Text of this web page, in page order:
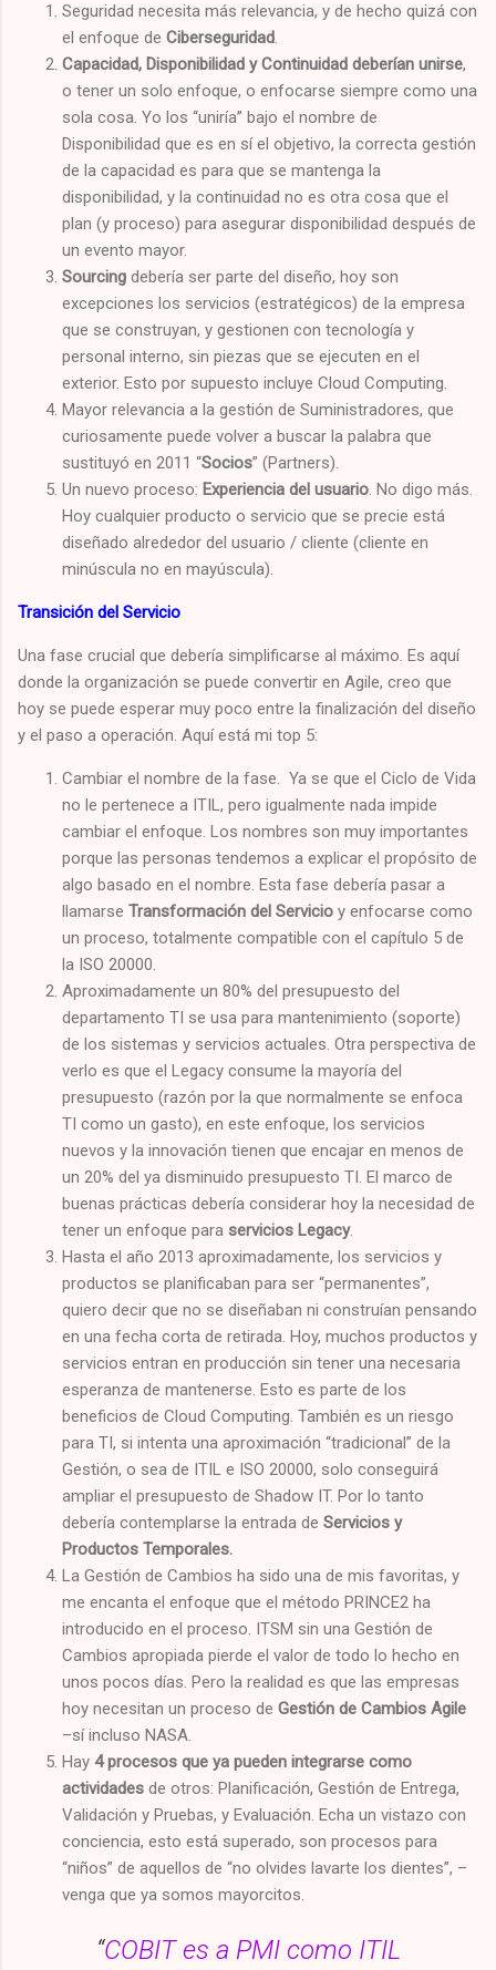
Seguridad necesita más relevancia, y de hecho quizá con
el enfoque de Ciberseguridad.
Capacidad, Disponibilidad y Continuidad deberían unirse,
o tener un solo enfoque, o enfocarse siempre como una
sola cosa. Yo los “uniría” bajo el nombre de
Disponibilidad que es en sí el objetivo, la correcta gestión
de la capacidad es para que se mantenga la
disponibilidad, y la continuidad no es otra cosa que el
plan (y proceso) para asegurar disponibilidad después de
un evento mayor.
Sourcing debería ser parte del diseño, hoy son
excepciones los servicios (estratégicos) de la empresa
que se construyan, y gestionen con tecnología y
personal interno, sin piezas que se ejecuten en el
exterior. Esto por supuesto incluye Cloud Computing.
Mayor relevancia a la gestión de Suministradores, que
curiosamente puede volver a buscar la palabra que
sustituyó en 2011 “Socios” (Partners).
Un nuevo proceso: Experiencia del usuario. No digo más.
Hoy cualquier producto o servicio que se precie está
diseñado alrededor del usuario / cliente (cliente en
minúscula no en mayúscula).
Transición del Servicio
Una fase crucial que debería simplificarse al máximo. Es aquí
donde la organización se puede convertir en Agile, creo que
hoy se puede esperar muy poco entre la finalización del diseño
y el paso a operación. Aquí está mi top 5:
Cambiar el nombre de la fase. Ya se que el Ciclo de Vida
no le pertenece a ITIL, pero igualmente nada impide
cambiar el enfoque. Los nombres son muy importantes
porque las personas tendemos a explicar el propósito de
algo basado en el nombre. Esta fase debería pasar a
llamarse Transformación del Servicio y enfocarse como
un proceso, totalmente compatible con el capítulo 5 de
la ISO 20000.
Aproximadamente un 80% del presupuesto del
departamento TI se usa para mantenimiento (soporte)
de los sistemas y servicios actuales. Otra perspectiva de
verlo es que el Legacy consume la mayoría del
presupuesto (razón por la que normalmente se enfoca
TI como un gasto), en este enfoque, los servicios
nuevos y la innovación tienen que encajar en menos de
un 20% del ya disminuido presupuesto TI. El marco de
buenas prácticas debería considerar hoy la necesidad de
tener un enfoque para servicios Legacy.
Hasta el año 2013 aproximadamente, los servicios y
productos se planificaban para ser “permanentes”,
quiero decir que no se diseñaban ni construían pensando
en una fecha corta de retirada. Hoy, muchos productos y
servicios entran en producción sin tener una necesaria
esperanza de mantenerse. Esto es parte de los
beneficios de Cloud Computing. También es un riesgo
para TI, si intenta una aproximación “tradicional” de la
Gestión, o sea de ITIL e ISO 20000, solo conseguirá
ampliar el presupuesto de Shadow IT. Por lo tanto
debería contemplarse la entrada de Servicios y
Productos Temporales.
La Gestión de Cambios ha sido una de mis favoritas, y
me encanta el enfoque que el método PRINCE2 ha
introducido en el proceso. ITSM sin una Gestión de
Cambios apropiada pierde el valor de todo lo hecho en
unos pocos días. Pero la realidad es que las empresas
hoy necesitan un proceso de Gestión de Cambios Agile
–sí incluso NASA.
Hay 4 procesos que ya pueden integrarse como
actividades de otros: Planificación, Gestión de Entrega,
Validación y Pruebas, y Evaluación. Echa un vistazo con
conciencia, esto está superado, son procesos para
“niños” de aquellos de “no olvides lavarte los dientes”, –
venga que ya somos mayorcitos.
“COBIT es a PMI como ITIL